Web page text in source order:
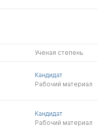
Ученая степень
Кандидат
Рабочий материал
Кандидат
Рабочий материал